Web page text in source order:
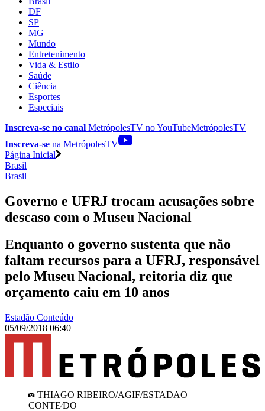
DF
SP
MG
Mundo
Entretenimento
Vida & Estilo
Saúde
Ciência
Esportes
Especiais
Inscreva-se no canal MetrópolesTV noYouTubeMetrópolesTV
Inscreva-se na MetrópolesTV
Página Inicial
Brasil
Brasil
Governo e UFRJ trocam acusações sobre
descaso com o Museu Nacional
Enquanto o governo sustenta que não
faltam recursos para a UFRJ, responsável
pelo Museu Nacional, reitoria diz que
orçamento caiu em 10 anos
Estadão Conteúdo
05/09/2018 06:40
THIAGO RIBEIRO/AGIF/ESTADAO
CONTE⁄DO